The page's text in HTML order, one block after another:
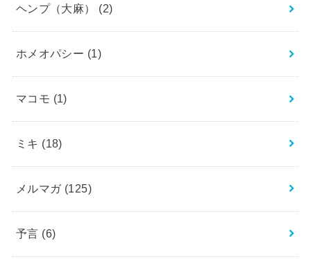
ヘンプ（大麻） (2)
ホメオパシー (1)
マコモ (1)
ミキ (18)
メルマガ (125)
予言 (6)